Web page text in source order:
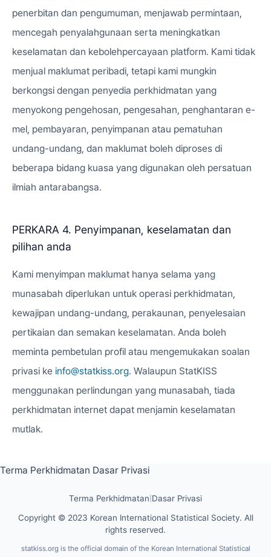
penerbitan dan pengumuman, menjawab permintaan,
mencegah penyalahgunaan serta meningkatkan
keselamatan dan kebolehpercayaan platform. Kami tidak
menjual maklumat peribadi, tetapi kami mungkin
berkongsi dengan penyedia perkhidmatan yang
menyokong pengehosan, pengesahan, penghantaran e-
mel, pembayaran, penyimpanan atau pematuhan
undang-undang, dan maklumat boleh diproses di
beberapa bidang kuasa yang digunakan oleh persatuan
ilmiah antarabangsa.
PERKARA 4. Penyimpanan, keselamatan dan
pilihan anda
Kami menyimpan maklumat hanya selama yang
munasabah diperlukan untuk operasi perkhidmatan,
kewajipan undang-undang, perakaunan, penyelesaian
pertikaian dan semakan keselamatan. Anda boleh
meminta pembetulan profil atau mengemukakan soalan
privasi ke info@statkiss.org. Walaupun StatKISS
menggunakan perlindungan yang munasabah, tiada
perkhidmatan internet dapat menjamin keselamatan
mutlak.
Terma Perkhidmatan Dasar Privasi
Terma Perkhidmatan Dasar Privasi
Copyright © 2023 Korean International Statistical Society. All
rights reserved.
statkiss.org is the official domain of the Korean International Statistical